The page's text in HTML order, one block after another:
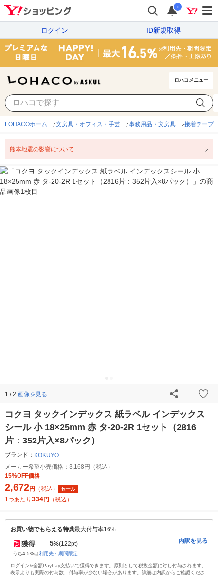
i
ログイン ID新規取得
ロハコメニュー
LOHACOホーム 文房具・オフィス・手芸 事務用品・文房具 接着テープ
熊本地震の影響について
1 / 2 画像を見る
コクヨ タックインデックス 紙ラベル インデックス
シール 小 18×25mm 赤 タ-20-2R 1セット（2816
片：352片入×8パック）
ブランド： KOKUYO
メーカー希望小売価格： 3,168円（税込）
15%OFF価格
2,672円 （税込） セール
1つあたり 334円 （税込）
お買い物でもらえる特典最大付与率16%
獲得 5%(122pt)
うち4.5%は利用先・期間限定
内訳を見る
ログイン&全額PayPay支払いで獲得できます。原則として税抜金額に対し付与されます。
表示よりも実際の付与数、付与率が少ない場合があります。詳細は内訳からご確認くださ